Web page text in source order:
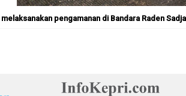
pengamanan di Bandara Raden